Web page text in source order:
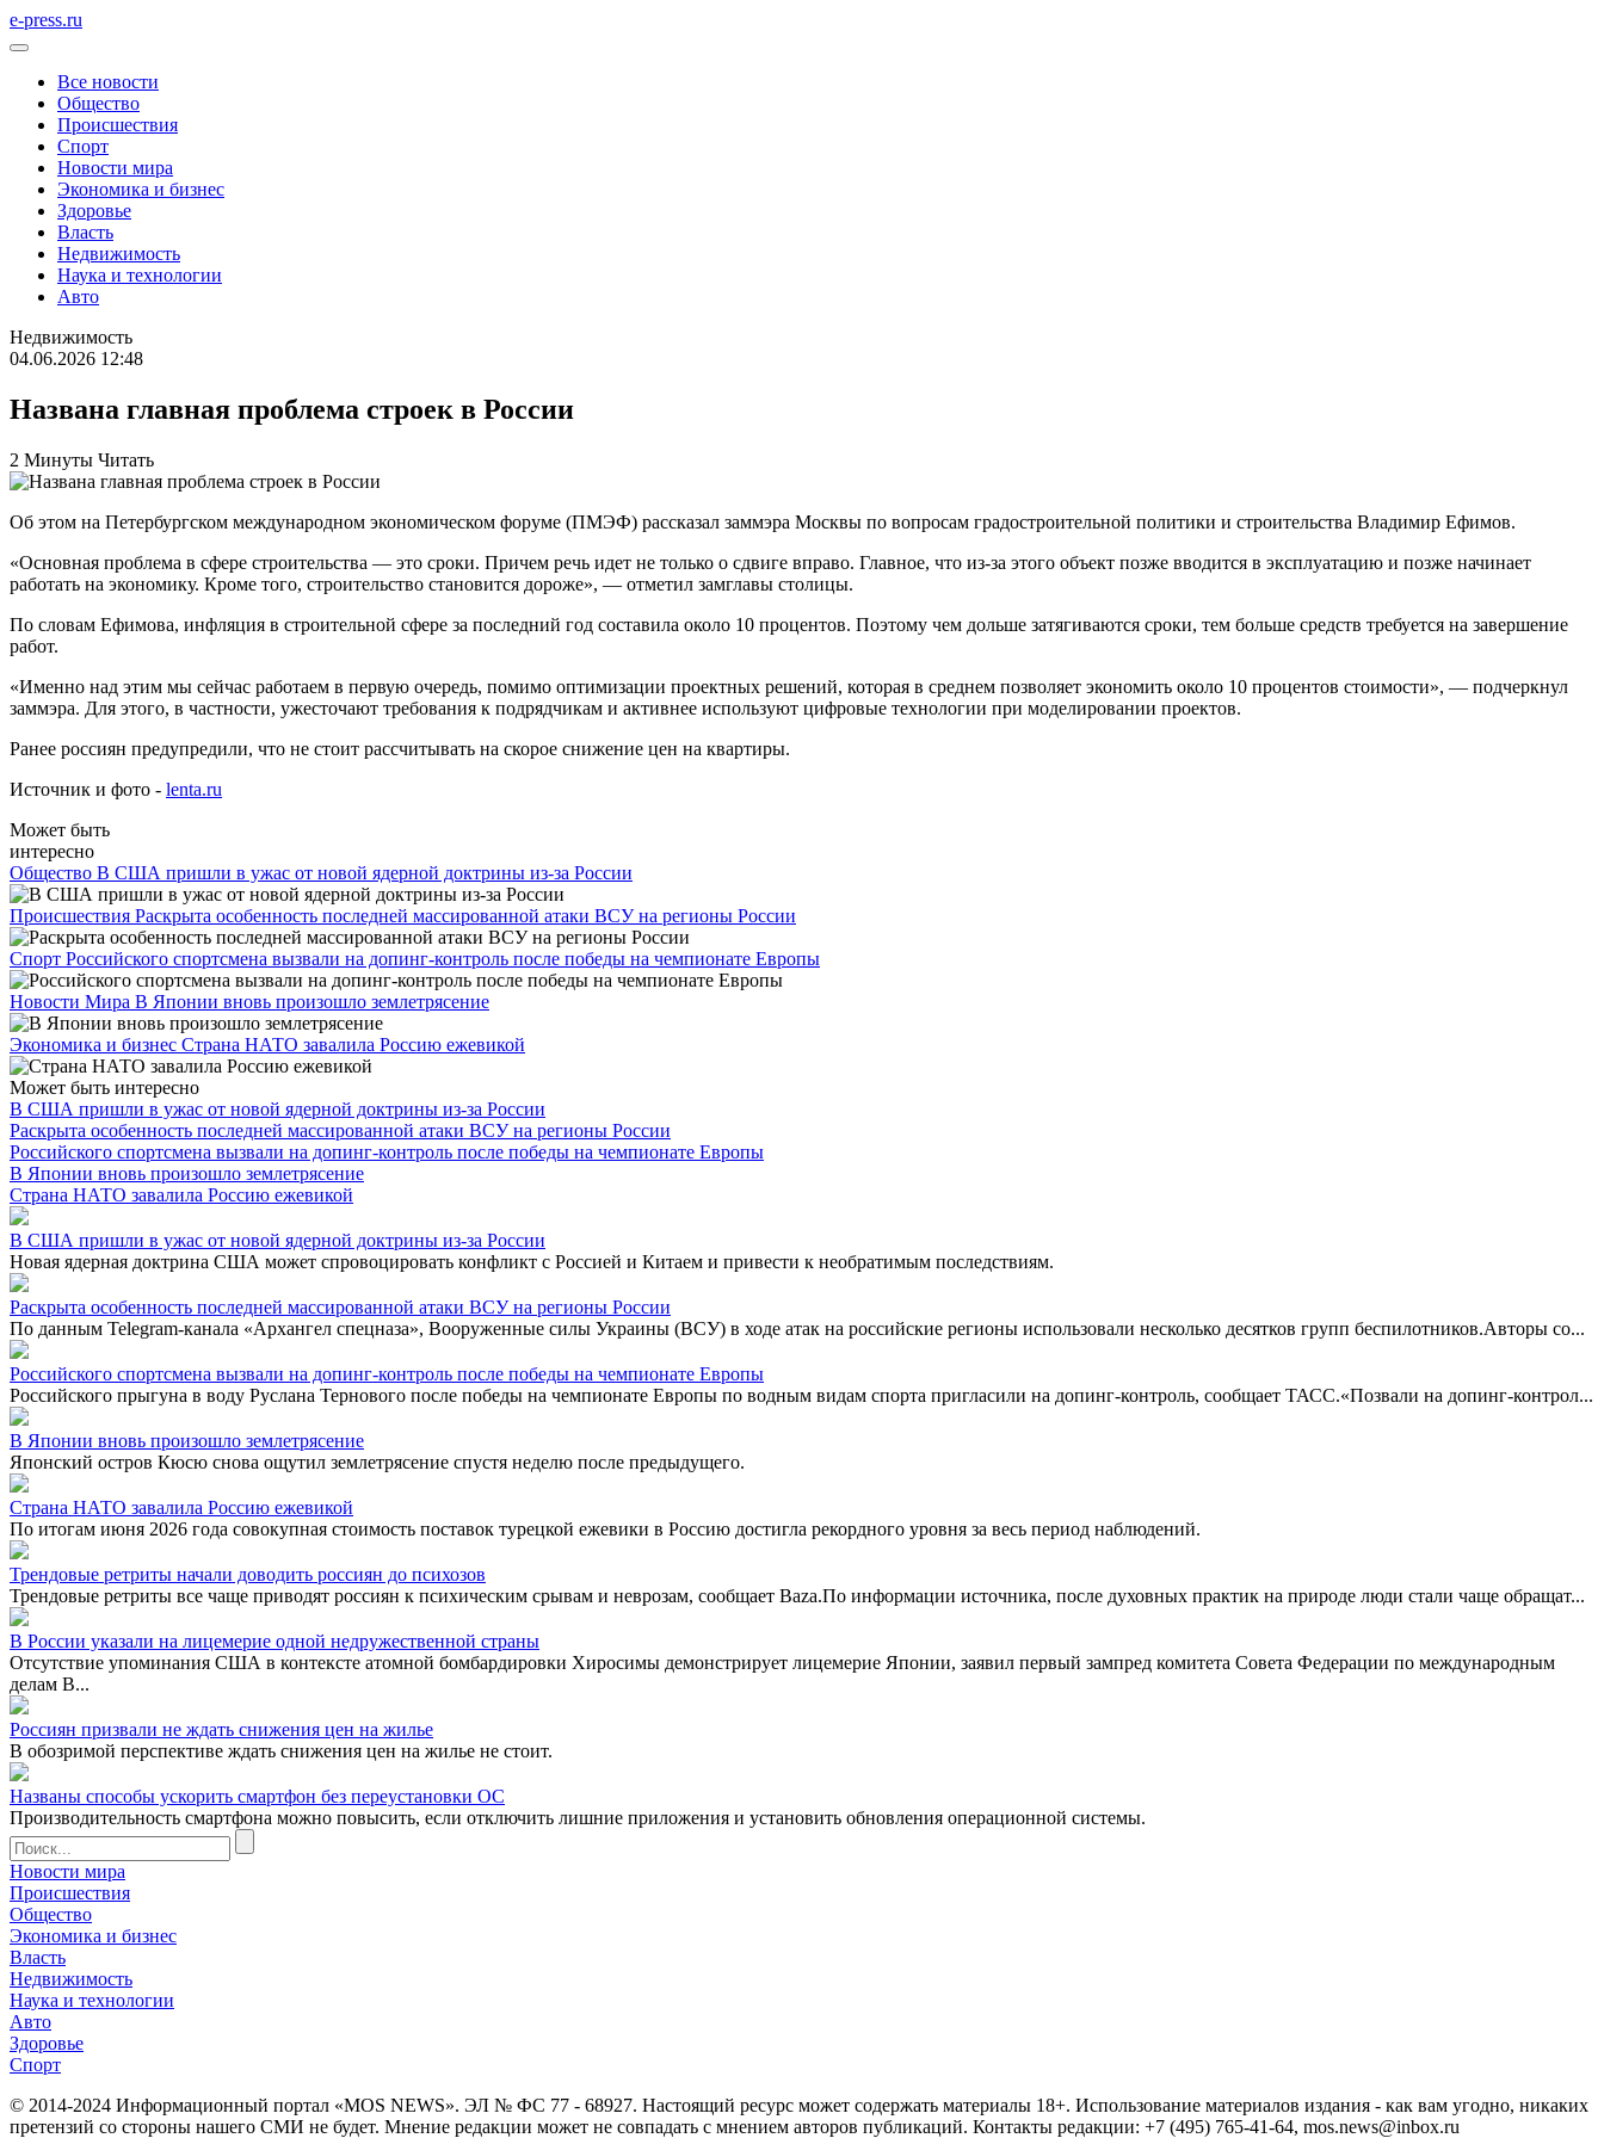
e-press.ru
Все новости
Общество
Происшествия
Спорт
Новости мира
Экономика и бизнес
Здоровье
Власть
Недвижимость
Наука и технологии
Авто
Недвижимость
04.06.2026 12:48
Названа главная проблема строек в России
2 Минуты Читать
Об этом на Петербургском международном экономическом форуме (ПМЭФ) рассказал заммэра Москвы по вопросам градостроительной политики и строительства Владимир Ефимов.
«Основная проблема в сфере строительства — это сроки. Причем речь идет не только о сдвиге вправо. Главное, что из-за этого объект позже вводится в эксплуатацию и позже начинает
работать на экономику. Кроме того, строительство становится дороже», — отметил замглавы столицы.
По словам Ефимова, инфляция в строительной сфере за последний год составила около 10 процентов. Поэтому чем дольше затягиваются сроки, тем больше средств требуется на завершение
работ.
«Именно над этим мы сейчас работаем в первую очередь, помимо оптимизации проектных решений, которая в среднем позволяет экономить около 10 процентов стоимости», — подчеркнул
заммэра. Для этого, в частности, ужесточают требования к подрядчикам и активнее используют цифровые технологии при моделировании проектов.
Ранее россиян предупредили, что не стоит рассчитывать на скорое снижение цен на квартиры.
Источник и фото - lenta.ru
Может быть
интересно
Общество В США пришли в ужас от новой ядерной доктрины из-за России
Происшествия Раскрыта особенность последней массированной атаки ВСУ на регионы России
Спорт Российского спортсмена вызвали на допинг-контроль после победы на чемпионате Европы
Новости Мира В Японии вновь произошло землетрясение
Экономика и бизнес Страна НАТО завалила Россию ежевикой
Может быть интересно
В США пришли в ужас от новой ядерной доктрины из-за России
Раскрыта особенность последней массированной атаки ВСУ на регионы России
Российского спортсмена вызвали на допинг-контроль после победы на чемпионате Европы
В Японии вновь произошло землетрясение
Страна НАТО завалила Россию ежевикой
В США пришли в ужас от новой ядерной доктрины из-за России
Новая ядерная доктрина США может спровоцировать конфликт с Россией и Китаем и привести к необратимым последствиям.
Раскрыта особенность последней массированной атаки ВСУ на регионы России
По данным Telegram-канала «Архангел спецназа», Вооруженные силы Украины (ВСУ) в ходе атак на российские регионы использовали несколько десятков групп беспилотников.Авторы со...
Российского спортсмена вызвали на допинг-контроль после победы на чемпионате Европы
Российского прыгуна в воду Руслана Тернового после победы на чемпионате Европы по водным видам спорта пригласили на допинг-контроль, сообщает ТАСС.«Позвали на допинг-контрол...
В Японии вновь произошло землетрясение
Японский остров Кюсю снова ощутил землетрясение спустя неделю после предыдущего.
Страна НАТО завалила Россию ежевикой
По итогам июня 2026 года совокупная стоимость поставок турецкой ежевики в Россию достигла рекордного уровня за весь период наблюдений.
Трендовые ретриты начали доводить россиян до психозов
Трендовые ретриты все чаще приводят россиян к психическим срывам и неврозам, сообщает Baza.По информации источника, после духовных практик на природе люди стали чаще обращат...
В России указали на лицемерие одной недружественной страны
Отсутствие упоминания США в контексте атомной бомбардировки Хиросимы демонстрирует лицемерие Японии, заявил первый зампред комитета Совета Федерации по международным
делам В...
Россиян призвали не ждать снижения цен на жилье
В обозримой перспективе ждать снижения цен на жилье не стоит.
Названы способы ускорить смартфон без переустановки ОС
Производительность смартфона можно повысить, если отключить лишние приложения и установить обновления операционной системы.
Новости мира
Происшествия
Общество
Экономика и бизнес
Власть
Недвижимость
Наука и технологии
Авто
Здоровье
Спорт
© 2014-2024 Информационный портал «MOS NEWS». ЭЛ № ФС 77 - 68927. Настоящий ресурс может содержать материалы 18+. Использование материалов издания - как вам угодно, никаких
претензий со стороны нашего СМИ не будет. Мнение редакции может не совпадать с мнением авторов публикаций. Контакты редакции: +7 (495) 765-41-64, mos.news@inbox.ru